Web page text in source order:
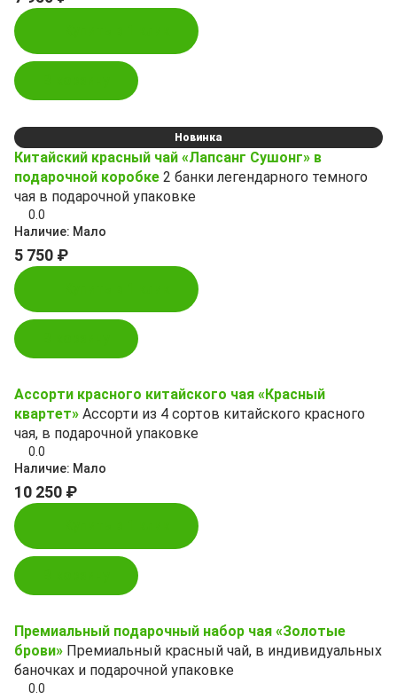
Новинка
Китайский красный чай «Лапсанг Сушонг» в
подарочной коробке 2 банки легендарного темного
чая в подарочной упаковке
0.0
Наличие: Мало
5 750 ₽
Ассорти красного китайского чая «Красный
квартет» Ассорти из 4 сортов китайского красного
чая, в подарочной упаковке
0.0
Наличие: Мало
10 250 ₽
Премиальный подарочный набор чая «Золотые
брови» Премиальный красный чай, в индивидуальных
баночках и подарочной упаковке
0.0